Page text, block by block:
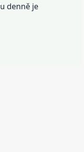
u denně je